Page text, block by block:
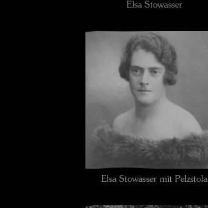
Elsa Stowasser
Elsa Stowasser mit Pelzstola